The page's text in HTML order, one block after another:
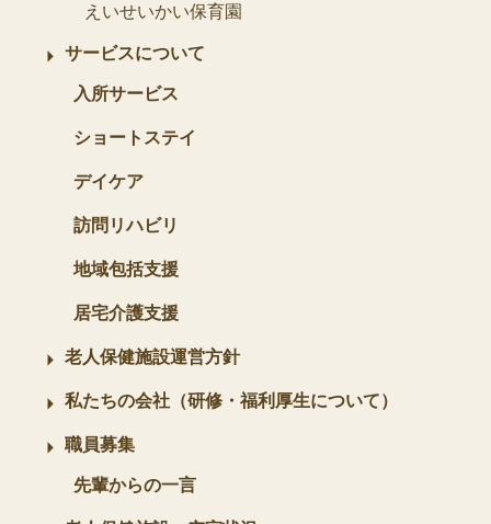
えいせいかい保育園
サービスについて
入所サービス
ショートステイ
デイケア
訪問リハビリ
地域包括支援
居宅介護支援
老人保健施設運営方針
私たちの会社（研修・福利厚生について）
職員募集
先輩からの一言